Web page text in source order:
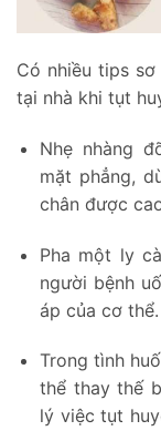
Có nhiều tips
tại nhà khi tụt
Nhẹ nhàng
mặt phẳng,
chân được
Pha một ly
người bệnh
áp của cơ thể.
Trong tình
thể thay thế
lý việc tụt